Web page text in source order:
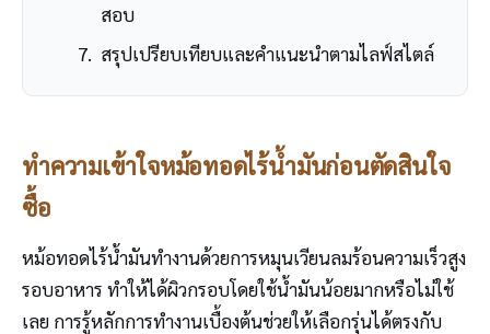
สอบ
สรุปเปรียบเทียบและคำแนะนำตามไลฟ์สไตล์
ทำความเข้าใจหม้อทอดไร้น้ำมันก่อนตัดสินใจ
ซื้อ
หม้อทอดไร้น้ำมันทำงานด้วยการหมุนเวียนลมร้อนความเร็วสูง
รอบอาหาร ทำให้ได้ผิวกรอบโดยใช้น้ำมันน้อยมากหรือไม่ใช้
เลย การรู้หลักการทำงานเบื้องต้นช่วยให้เลือกรุ่นได้ตรงกับ